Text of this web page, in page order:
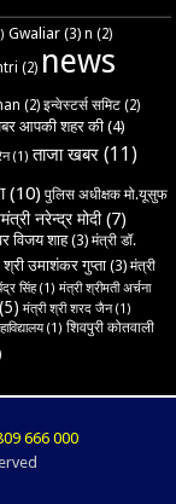
Gwaliar (3) n (2)
(2) news
(2) इन्वेस्टर्स समिट (2)
आपकी शहर की (4)
(1) ताजा खबर (11)
(10) पुलिस अधीक्षक मो.यूसुफ
नरेन्द्र मोदी(7)
विजय शाह(3) मंत्री डॉ.
श्री उमाशंकर गुप्ता(3) मंत्री
सिंह(1) मंत्री श्रीमती अर्चना
(5) मंत्री श्री शरद जैन(1)
(1) शिवपुरी कोतवाली
666 000